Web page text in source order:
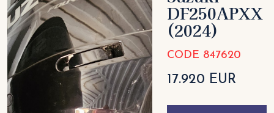
DF250APXX
(2024)
CODE 847620
17.920 EUR